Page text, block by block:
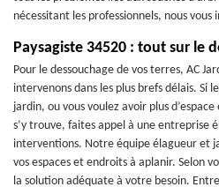
nécessitant les professionnels, nous vous
Paysagiste 34520 : tout sur le
Pour le dessouchage de vos terres, AC
intervenons dans les plus brefs délais. Si
jardin, ou vous voulez avoir plus
s’y trouve, faites appel à une entreprise
interventions. Notre équipe élagueur et
vos espaces et endroits à aplanir. Selon
la solution adéquate à votre besoin.